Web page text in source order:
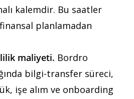
kalemdir. Bu saatler
planlamadan
maliyeti. Bordro
bilgi-transfer süreci,
işe alım ve onboarding